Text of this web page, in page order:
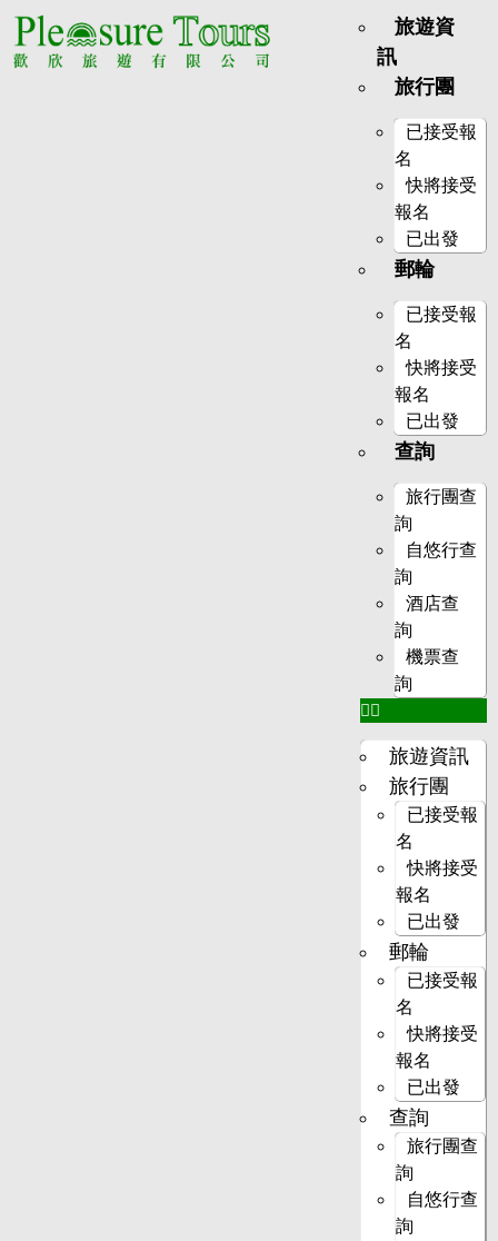
旅遊資
訊
旅行團
已接受報
名
快將接受
報名
已出發
郵輪
已接受報
名
快將接受
報名
已出發
查詢
旅行團查
詢
自悠行查
詢
酒店查
詢
機票查
詢
旅遊資訊
旅行團
已接受報
名
快將接受
報名
已出發
郵輪
已接受報
名
快將接受
報名
已出發
查詢
旅行團查
詢
自悠行查
詢